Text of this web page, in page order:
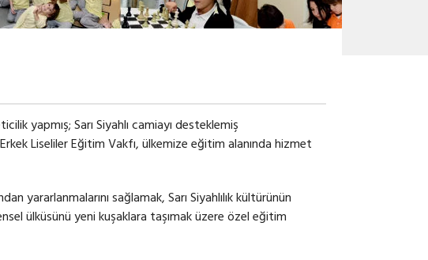
yapmış; Sarı Siyahlı camiayı desteklemiş
Liseliler Eğitim Vakfı, ülkemize eğitim alanında hizmet
yararlanmalarını sağlamak, Sarı Siyahlılık kültürünün
ülküsünü yeni kuşaklara taşımak üzere özel eğitim